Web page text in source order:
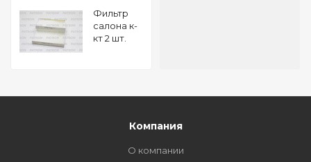
Фильтр
салона к-
кт 2 шт.
Компания
О компании